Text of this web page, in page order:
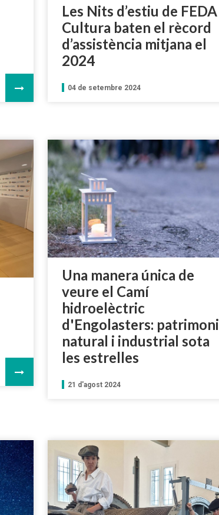
Les Nits d’estiu de FEDA
Cultura baten el rècord
d’assistència mitjana el
2024
04 de setembre 2024
Una manera única de
veure el Camí
hidroelèctric
d'Engolasters: patrimoni
natural i industrial sota
les estrelles
21 d'agost 2024